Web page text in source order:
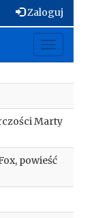
Zaloguj
Toggle
Marty
powieść